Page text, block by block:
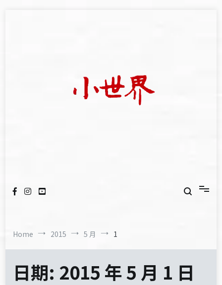
Home 2015 5 月 1
日期: 2015 年 5 月 1 日